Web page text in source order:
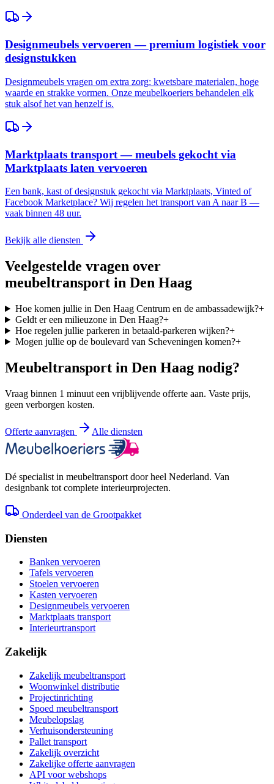
Designmeubels vervoeren — premium logistiek voor
designstukken
Designmeubels vragen om extra zorg: kwetsbare materialen, hoge
waarde en strakke vormen. Onze meubelkoeriers behandelen elk
stuk alsof het van henzelf is.
Marktplaats transport — meubels gekocht via
Marktplaats laten vervoeren
Een bank, kast of designstuk gekocht via Marktplaats, Vinted of
Facebook Marketplace? Wij regelen het transport van A naar B —
vaak binnen 48 uur.
Bekijk alle diensten
Veelgestelde vragen over
meubeltransport in Den Haag
Hoe komen jullie in Den Haag Centrum en de ambassadewijk?+
Geldt er een milieuzone in Den Haag?+
Hoe regelen jullie parkeren in betaald-parkeren wijken?+
Mogen jullie op de boulevard van Scheveningen komen?+
Meubeltransport in Den Haag nodig?
Vraag binnen 1 minuut een vrijblijvende offerte aan. Vaste prijs,
geen verborgen kosten.
Offerte aanvragen Alle diensten
Dé specialist in meubeltransport door heel Nederland. Van
designbank tot complete interieurprojecten.
Onderdeel van de Grootpakket
Diensten
Banken vervoeren
Tafels vervoeren
Stoelen vervoeren
Kasten vervoeren
Designmeubels vervoeren
Marktplaats transport
Interieurtransport
Zakelijk
Zakelijk meubeltransport
Woonwinkel distributie
Projectinrichting
Spoed meubeltransport
Meubelopslag
Verhuisondersteuning
Pallet transport
Zakelijk overzicht
Zakelijke offerte aanvragen
API voor webshops